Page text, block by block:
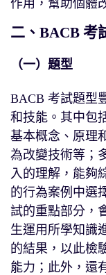
作用，幫助個體
二、BACB 考
（一）題型
BACB 考試題型
和技能。其中包
基本概念、原理
為改變技術等；
入的理解，能夠
的行為案例中選
試的重點部分，
生運用所學知識
的結果，以此檢
能力；此外，還